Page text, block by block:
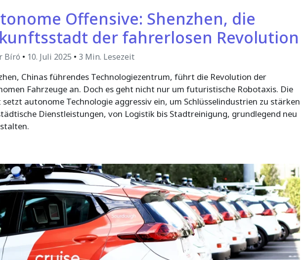
Offensive: Shenzhen, die
der fahrerlosen Revolution
Bíró • 10. Juli 2025 • 3 Min. Lesezeit
Chinas führendes Technologiezentrum, führt die Revolution der
Fahrzeuge an. Doch es geht nicht nur um futuristische Robotaxis. Die
setzt autonome Technologie aggressiv ein, um Schlüsselindustrien zu stärken
Dienstleistungen, von Logistik bis Stadtreinigung, grundlegend neu